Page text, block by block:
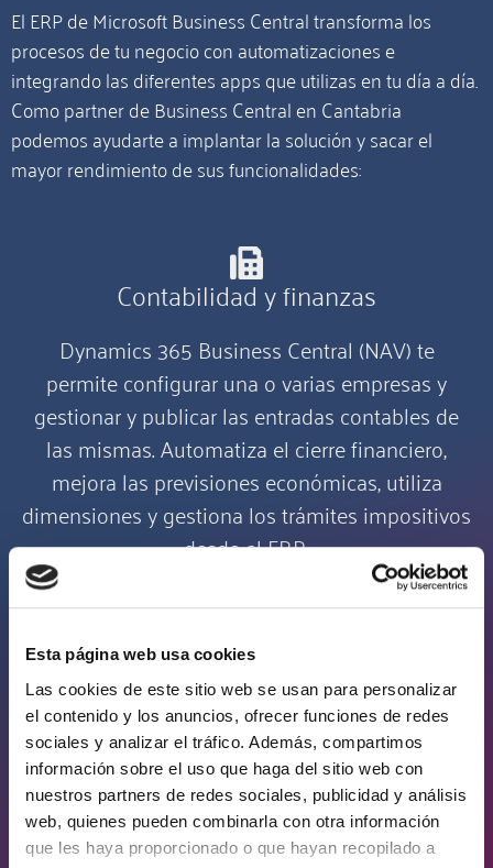
Esta página web usa cookies
Las cookies de este sitio web se usan para personalizar
el contenido y los anuncios, ofrecer funciones de redes
sociales y analizar el tráfico. Además, compartimos
información sobre el uso que haga del sitio web con
nuestros partners de redes sociales, publicidad y análisis
web, quienes pueden combinarla con otra información
que les haya proporcionado o que hayan recopilado a
El ERP de Microsoft Business Central transforma los
procesos de tu negocio con automatizaciones e
integrando las diferentes apps que utilizas en tu día a día.
Como partner de Business Central en Cantabria
podemos ayudarte a implantar la solución y sacar el
mayor rendimiento de sus funcionalidades:
Contabilidad y finanzas
Dynamics 365 Business Central (NAV) te
permite configurar una o varias empresas y
gestionar y publicar las entradas contables de
las mismas. Automatiza el cierre financiero,
mejora las previsiones económicas, utiliza
dimensiones y gestiona los trámites impositivos
desde el ERP.
Business Central ofrece herramientas para el
control de los proyectos que ayudan al
cumplimiento del tiempo y el presupuesto.
También cuenta con módulo para la gestión de
servicios con funcionalidades de planificación,
reparto y gestión de contratos.